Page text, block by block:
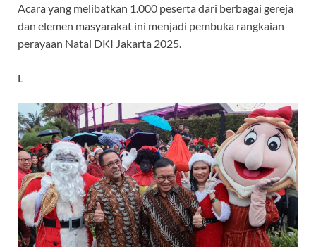
Acara yang melibatkan 1.000 peserta dari berbagai gereja
dan elemen masyarakat ini menjadi pembuka rangkaian
perayaan Natal DKI Jakarta 2025.
L